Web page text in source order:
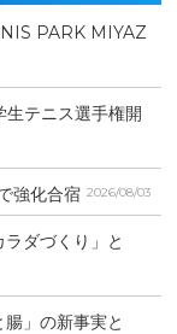
PARK MIYAZ
テニス選手権開
強化合宿 2026/08/03
ダづくり」と
」の新事実と